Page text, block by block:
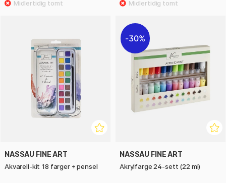
NASSAU FINE ART
Akvarell-kit 18 farger + pensel
30%
NASSAU FINE ART
Akrylfarge 24-sett (22 ml)